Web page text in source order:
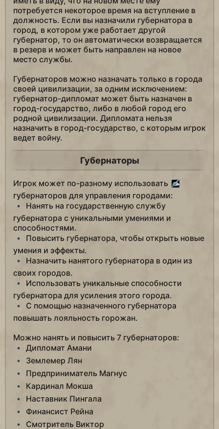
потребуется некоторое время на вступление в
должность. Если вы назначили губернатора в
город, в котором уже работает другой
губернатор, то он автоматически возвращается
в резерв и может быть направлен на новое
место службы.
Губернаторов можно назначать только в города
своей цивилизации, за одним исключением:
губернатор-дипломат может быть назначен в
город-государство, либо в любой город его
родной цивилизации. Дипломата нельзя
назначить в город-государство, с которым игрок
ведет войну.
Губернаторы
Игрок может по-разному использовать
губернаторов для управления городами:
Нанять на государственную службу
губернатора с уникальными умениями и
способностями.
Повысить губернатора, чтобы открыть новые
умения и эффекты.
Назначить нанятого губернатора в один из
своих городов.
Использовать уникальные способности
губернатора для усиления этого города.
С помощью назначенного губернатора
повышать лояльность горожан.
Можно нанять и повысить 7 губернаторов:
Дипломат Амани
Землемер Лян
Предприниматель Магнус
Кардинал Мокша
Наставник Пингала
Финансист Рейна
Смотритель Виктор